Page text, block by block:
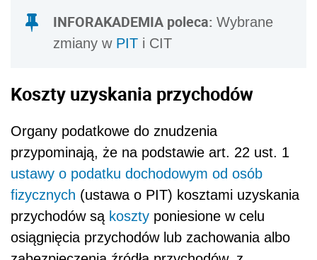
INFORAKADEMIA poleca: Wybrane
zmiany w PIT i CIT
Koszty uzyskania przychodów
Organy podatkowe do znudzenia
przypominają, że na podstawie art. 22 ust. 1
ustawy o podatku dochodowym od osób
fizycznych (ustawa o PIT) kosztami uzyskania
przychodów są koszty poniesione w celu
osiągnięcia przychodów lub zachowania albo